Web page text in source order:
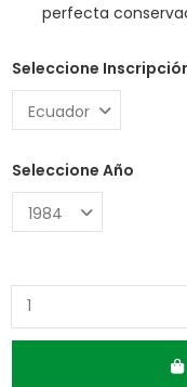
perfecta
Seleccione
Seleccione Año